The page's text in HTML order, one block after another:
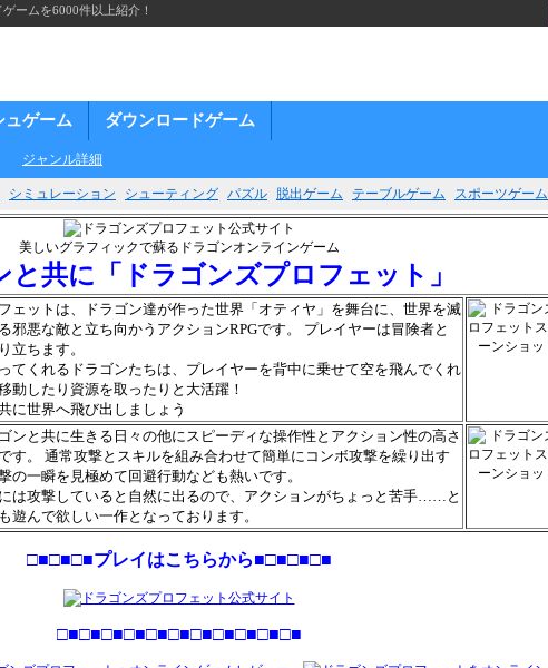
ームを6000件以上紹介！
ュゲーム ダウンロードゲーム
ジャンル詳細
シミュレーション シューティング パズル 脱出ゲーム テーブルゲーム スポーツゲーム
美しいグラフィックで蘇るドラゴンオンラインゲーム
と共に「ドラゴンズプロフェット」
ェットは、ドラゴン達が作った世界「オティヤ」を舞台に、世界を滅
邪悪な敵と立ち向かうアクションRPGです。 プレイヤーは冒険者と
立ちます。
てくれるドラゴンたちは、プレイヤーを背中に乗せて空を飛んでくれ
動したり資源を取ったりと大活躍！
に世界へ飛び出しましょう
ンと共に生きる日々の他にスピーディな操作性とアクション性の高さ
す。 通常攻撃とスキルを組み合わせて簡単にコンボ攻撃を繰り出す
の一瞬を見極めて回避行動なども熱いです。
は攻撃していると自然に出るので、アクションがちょっと苦手……と
遊んで欲しい一作となっております。
□■□■□■プレイはこちらから■□■□■□■
□■□■□■□■□■□■□■□■□■□■□■